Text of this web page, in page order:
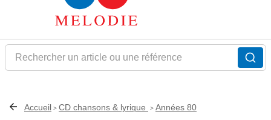
Rechercher un article ou une référence
Accueil > CD chansons & lyrique > Années 80